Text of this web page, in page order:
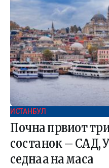
ИСТАНБУЛ
Почна првиот
состанок – САД,
седнаа на маса